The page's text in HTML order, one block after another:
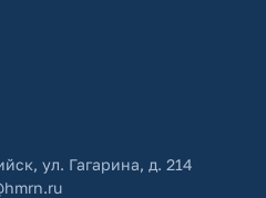
ул. Гагарина, д. 214